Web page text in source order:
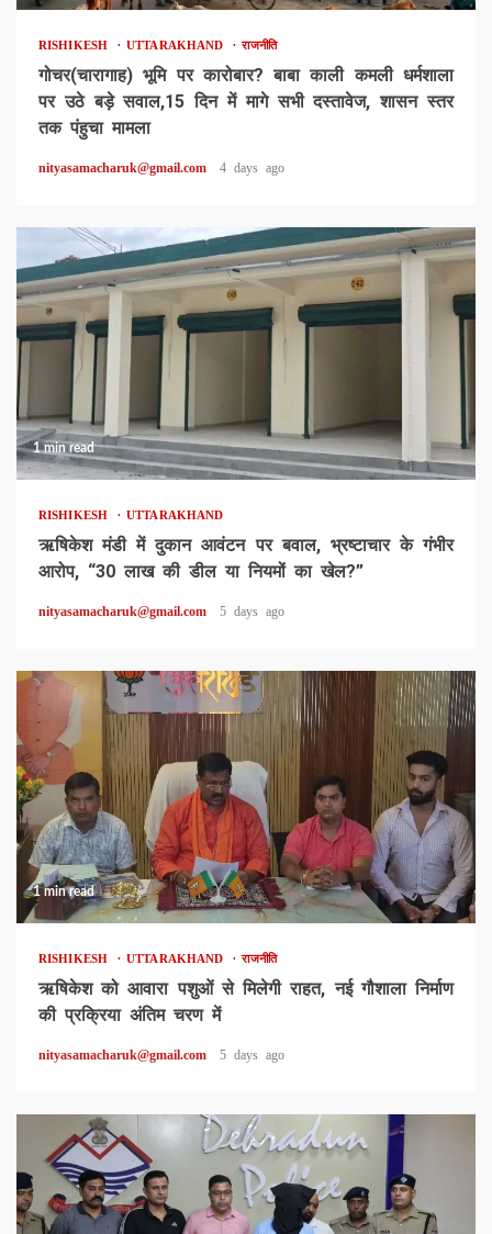
RISHIKESH UTTARAKHAND राजनीति
गोचर(चारागाह) भूमि पर कारोबार? बाबा काली कमली धर्मशाला
पर उठे बड़े सवाल,15 दिन में मागे सभी दस्तावेज, शासन स्तर
तक पंहुचा मामला
nityasamacharuk@gmail.com 4 days ago
1 min read
RISHIKESH UTTARAKHAND
ऋषिकेश मंडी में दुकान आवंटन पर बवाल, भ्रष्टाचार के गंभीर
आरोप, “30 लाख की डील या नियमों का खेल?”
nityasamacharuk@gmail.com 5 days ago
1 min read
RISHIKESH UTTARAKHAND राजनीति
ऋषिकेश को आवारा पशुओं से मिलेगी राहत, नई गौशाला निर्माण
की प्रक्रिया अंतिम चरण में
nityasamacharuk@gmail.com 5 days ago